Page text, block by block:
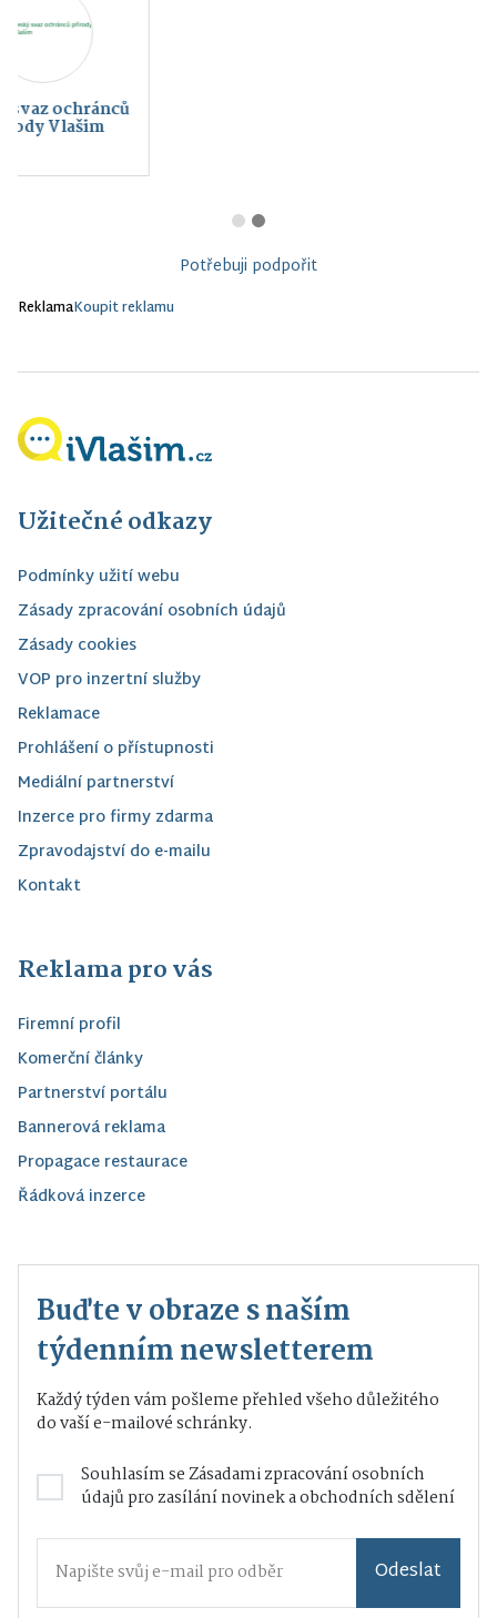
Potřebuji podpořit
ReklamaKoupit reklamu
Užitečné odkazy
Podmínky užití webu
Zásady zpracování osobních údajů
Zásady cookies
VOP pro inzertní služby
Reklamace
Prohlášení o přístupnosti
Mediální partnerství
Inzerce pro firmy zdarma
Zpravodajství do e-mailu
Kontakt
Reklama pro vás
Firemní profil
Komerční články
Partnerství portálu
Bannerová reklama
Propagace restaurace
Řádková inzerce
Buďte v obraze s naším
týdenním newsletterem
Každý týden vám pošleme přehled všeho důležitého
do vaší e-mailové schránky.
Souhlasím seZásadami zpracování osobních
údajůpro zasílání novinek a obchodních sdělení
Odeslat